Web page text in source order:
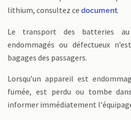
lithium, consultez ce document.
Le transport des batteries
endommagés ou défectueux
bagages des passagers.
Lorsqu’un appareil est
fumée, est perdu ou tombe
informer immédiatement